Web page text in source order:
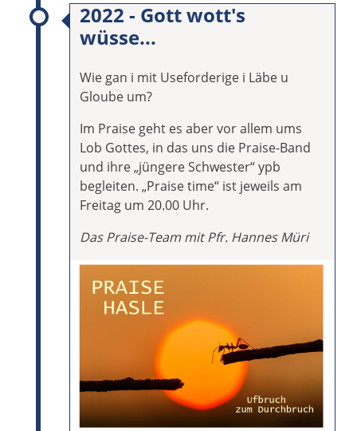
2022 - Gott wott's
wüsse...
Wie gan i mit Useforderige i Läbe u
Gloube um?
Im Praise geht es aber vor allem ums
Lob Gottes, in das uns die Praise-Band
und ihre „jüngere Schwester“ ypb
begleiten. „Praise time“ ist jeweils am
Freitag um 20.00 Uhr.
Das Praise-Team mit Pfr. Hannes Müri